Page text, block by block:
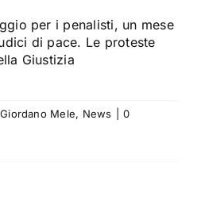
per i penalisti, un mese
di pace. Le proteste
Giustizia
Giordano Mele, News
0